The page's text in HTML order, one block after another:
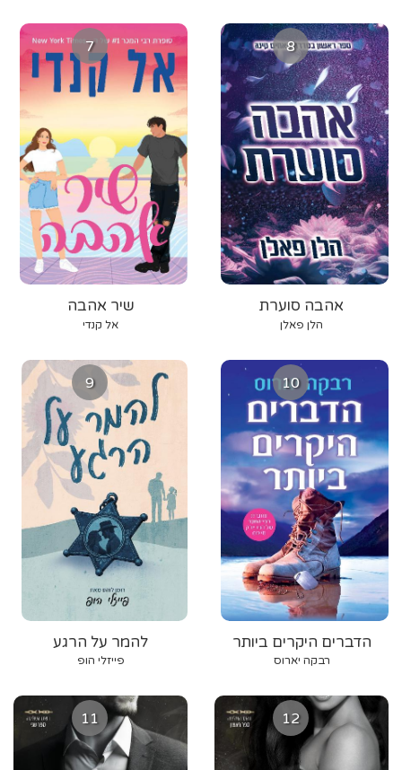
7
שיר אהבה
אל קנדי
8
אהבה סוערת
הלן פאלן
9
להמר על הרגע
פייזלי הופ
10
הדברים היקרים ביותר
רבקה יארוס
11 12